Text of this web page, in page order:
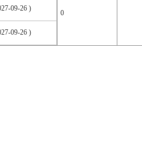
09-26 )
09-26 )
0